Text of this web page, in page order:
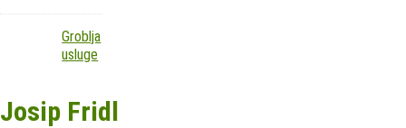
Groblja
usluge
Josip Fridl